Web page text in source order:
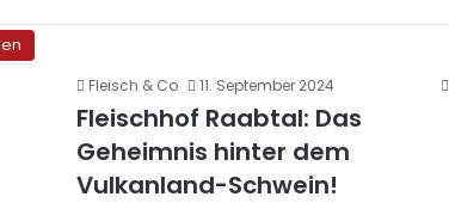
Fleisch & Co 11. September 2024
Fleischhof Raabtal: Das
Geheimnis hinter dem
Vulkanland-Schwein!